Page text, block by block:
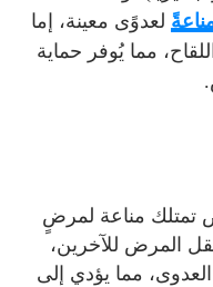
لعدوًى معينة، إما
مما يُوفر حماية
تمتلك مناعة لمرضٍ
المرض للآخرين،
مما يؤدي إلى